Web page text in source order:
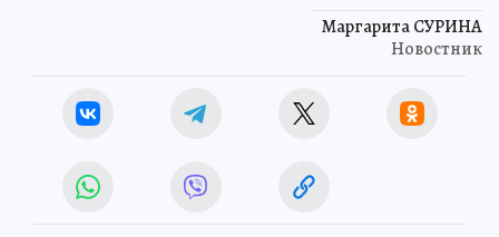
Маргарита СУРИНА
Новостник